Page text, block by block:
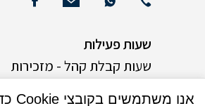
שעות פעילות
שעות קבלת קהל - מזכירות
אנו משתמשים בקובצי Cookie כדי לשפר את חוויית המשתמש שלך באתר שלנו. על ידי גלישה באתר זה, הנך מסכים לשימוש שלנו בקובצי Cookie.